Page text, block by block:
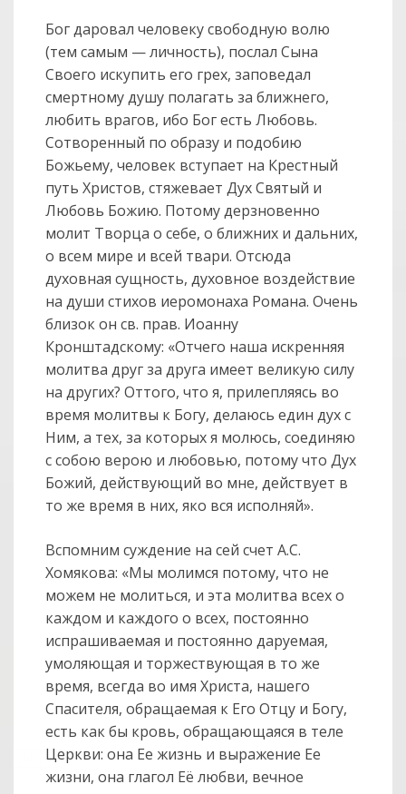
0
Бог даровал человеку свободную волю
(тем самым — личность), послал Сына
Своего искупить его грех, заповедал
смертному душу полагать за ближнего,
любить врагов, ибо Бог есть Любовь.
Сотворенный по образу и подобию
Божьему, человек вступает на Крестный
путь Христов, стяжевает Дух Святый и
Любовь Божию. Потому дерзновенно
молит Творца о себе, о ближних и дальних,
о всем мире и всей твари. Отсюда
духовная сущность, духовное воздействие
на души стихов иеромонаха Романа. Очень
близок он св. прав. Иоанну
Кронштадскому: «Отчего наша искренняя
молитва друг за друга имеет великую силу
на других? Оттого, что я, прилепляясь во
время молитвы к Богу, делаюсь един дух с
Ним, а тех, за которых я молюсь, соединяю
с собою верою и любовью, потому что Дух
Божий, действующий во мне, действует в
то же время в них, яко вся исполняй».
Вспомним суждение на сей счет А.С.
Хомякова: «Мы молимся потому, что не
можем не молиться, и эта молитва всех о
каждом и каждого о всех, постоянно
испрашиваемая и постоянно даруемая,
умоляющая и торжествующая в то же
время, всегда во имя Христа, нашего
Спасителя, обращаемая к Его Отцу и Богу,
есть как бы кровь, обращающаяся в теле
Церкви: она Ее жизнь и выражение Ее
жизни, она глагол Её любви, вечное